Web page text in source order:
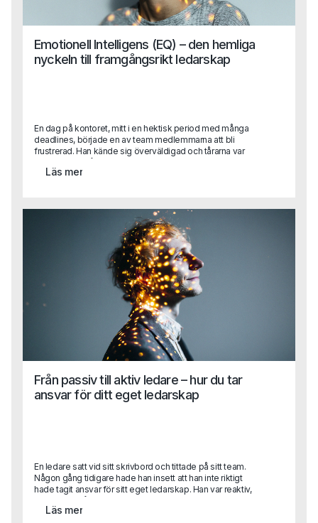
Emotionell Intelligens (EQ) – den hemliga
nyckeln till framgångsrikt ledarskap
En dag på kontoret, mitt i en hektisk period med många
deadlines, började en av team medlemmarna att bli
frustrerad. Han kände sig överväldigad och tårarna var
nära. Det var då en av hans kollegor, med en lugn och
empatisk hållning, närmade sig honom och sa: "Jag förstår
exempel på hög emotionell intelligens. Kollegan förstod
situationen, kände igen den andra personens känslor och
erbjöd hjälp för att hantera dem.Den här berättelsen
illustrerar varför emotionell intelligens är avgörande för
ledare. Det handlar inte bara om att fatta rätt beslut utan
om att förstå och hantera sina egna och andras känslor i
varje given situation.
Läs mer
Från passiv till aktiv ledare – hur du tar
ansvar för ditt eget ledarskap
En ledare satt vid sitt skrivbord och tittade på sitt team.
Någon gång tidigare hade han insett att han inte riktigt
hade tagit ansvar för sitt eget ledarskap. Han var reaktiv,
hade väntat på att förändringar skulle komma till honom,
Läs mer